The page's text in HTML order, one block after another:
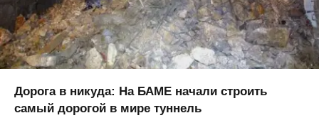
Дорога в никуда: На БАМЕ начали строить
самый дорогой в мире туннель